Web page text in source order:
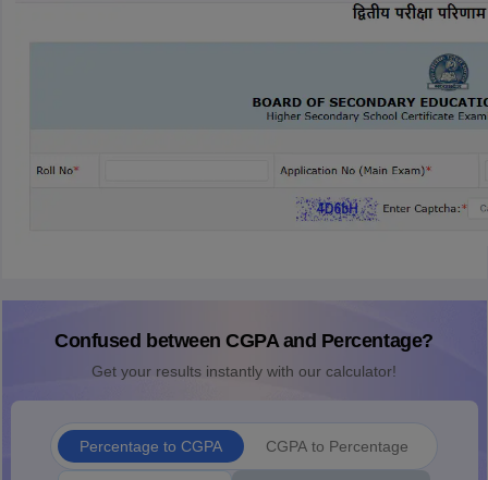
Confused between CGPA and Percentage?
Get your results instantly with our calculator!
Percentage to CGPA CGPA to Percentage